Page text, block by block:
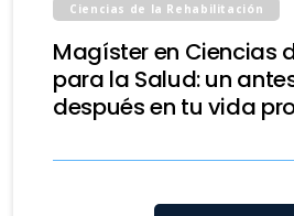
Ciencias de la Rehabilitación
Magíster en Ciencias
para la Salud: un
después en tu vida